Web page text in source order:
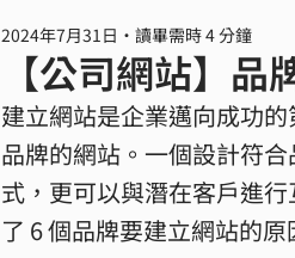
【公司網站】
2024年7月31日 讀畢需時 4 分鐘
建立網站是企業邁向成功
品牌的網站。一個設計符
式，更可以與潛在客戶進
了 6 個品牌要建立網站的